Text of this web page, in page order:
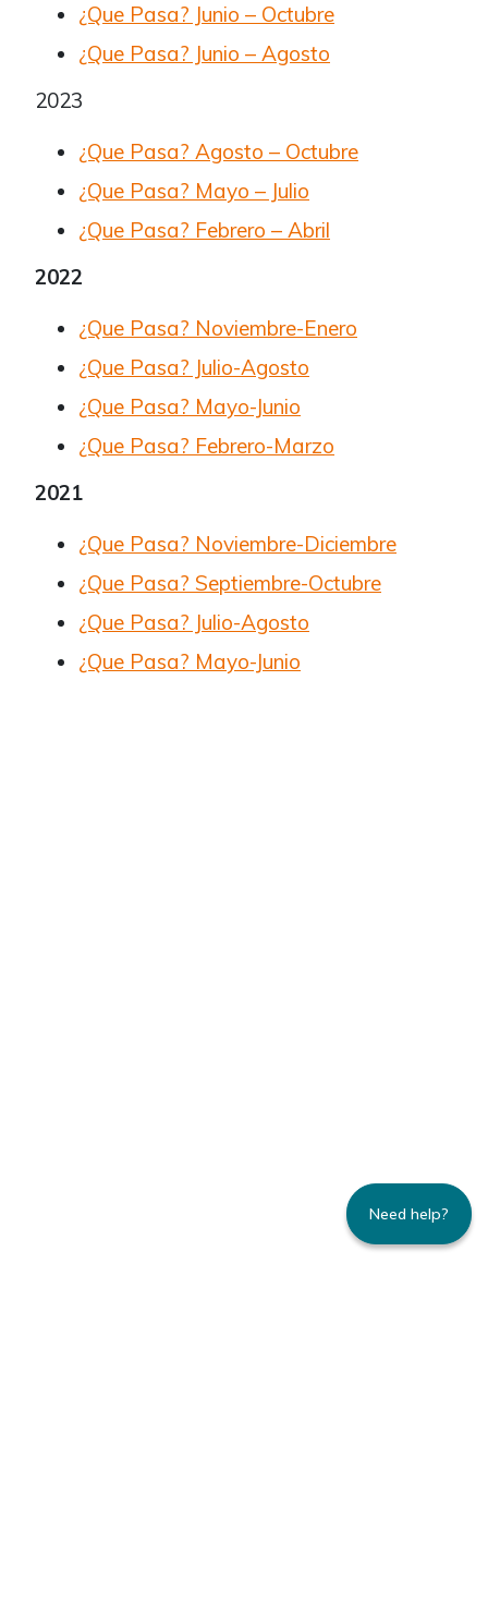
¿Que Pasa? Junio – Octubre
¿Que Pasa? Junio – Agosto
2023
¿Que Pasa? Agosto – Octubre
¿Que Pasa? Mayo – Julio
¿Que Pasa? Febrero – Abril
2022
¿Que Pasa? Noviembre-Enero
¿Que Pasa? Julio-Agosto
¿Que Pasa? Mayo-Junio
¿Que Pasa? Febrero-Marzo
2021
¿Que Pasa? Noviembre-Diciembre
¿Que Pasa? Septiembre-Octubre
¿Que Pasa? Julio-Agosto
¿Que Pasa? Mayo-Junio
Need help?